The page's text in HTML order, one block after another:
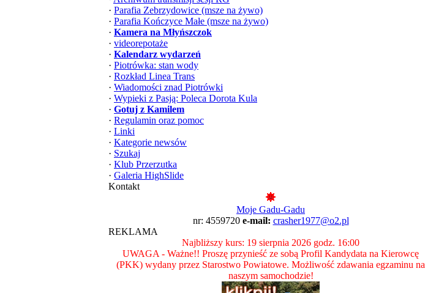
· Parafia Zebrzydowice (msze na żywo)
· Parafia Kończyce Małe (msze na żywo)
· Kamera na Młyńszczok
· videorepotaże
· Kalendarz wydarzeń
· Piotrówka: stan wody
· Rozkład Linea Trans
· Wiadomości znad Piotrówki
· Wypieki z Pasją: Poleca Dorota Kula
· Gotuj z Kamilem
· Regulamin oraz pomoc
· Linki
· Kategorie newsów
· Szukaj
· Klub Przerzutka
· Galeria HighSlide
Kontakt
Moje Gadu-Gadu
nr: 4559720 e-mail: crasher1977@o2.pl
REKLAMA
Najbliższy kurs: 19 sierpnia 2026 godz. 16:00
UWAGA - Ważne!! Proszę przynieść ze sobą Profil Kandydata na Kierowcę
(PKK) wydany przez Starostwo Powiatowe. Możliwość zdawania egzaminu na
naszym samochodzie!